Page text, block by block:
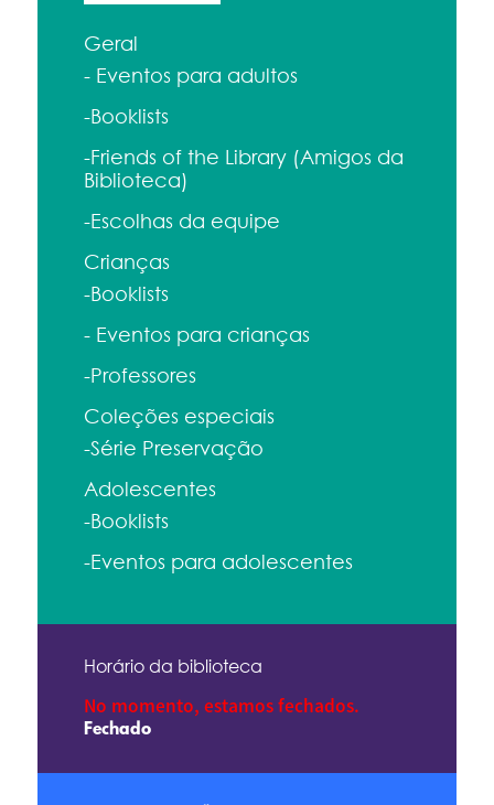
Geral
- Eventos para adultos
-Booklists
-Friends of the Library (Amigos da
Biblioteca)
-Escolhas da equipe
Crianças
-Booklists
- Eventos para crianças
-Professores
Coleções especiais
-Série Preservação
Adolescentes
-Booklists
-Eventos para adolescentes
Horário da biblioteca
No momento, estamos fechados.
Fechado